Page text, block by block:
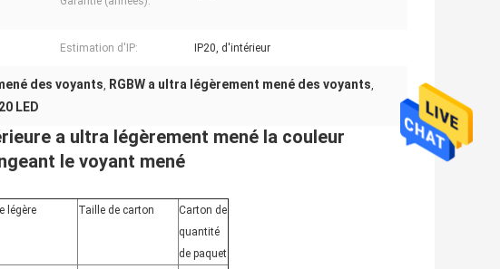
Estimation d'IP: IP20, d'intérieur
des voyants, RGBW a ultra légèrement mené des voyants,
LED
a ultra légèrement mené la couleur
le voyant mené
légère Taille de carton
Carton de
quantité
de paquet